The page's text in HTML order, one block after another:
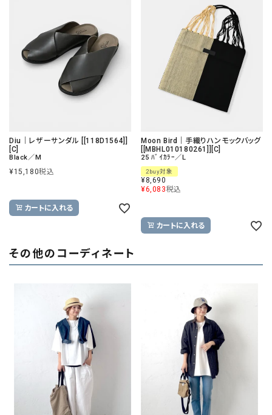
Diu｜レザーサンダル [[118D1564]]
[C]
Black／M
¥15,180税込
カートに入れる
Moon Bird｜手織りハンモックバッグ
[[MBHL010180261]][C]
25 ﾊﾞｲｶﾗｰ／L
2buy対象
¥8,690
¥6,083税込
カートに入れる
その他のコーディネート